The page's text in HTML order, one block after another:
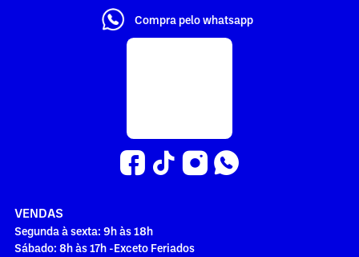
Compra pelo whatsapp
VENDAS
Segunda à sexta: 9h às 18h
Sábado: 8h às 17h -Exceto Feriados